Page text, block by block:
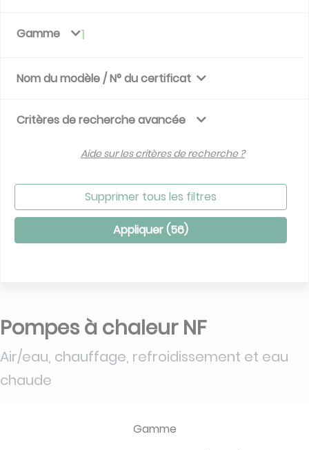
Gamme 1
Nom du modèle / N° du certificat
Critères de recherche avancée
Aide sur les critères de recherche ?
Supprimer tous les filtres
Appliquer (56)
Pompes à chaleur NF
Air/eau, chauffage, refroidissement et eau
chaude
Gamme